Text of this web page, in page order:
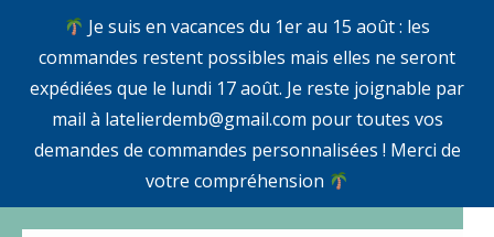
Je suis en vacances du 1er au 15 août : les
commandes restent possibles mais elles ne seront
expédiées que le lundi 17 août. Je reste joignable par
mail à latelierdemb@gmail.com pour toutes vos
demandes de commandes personnalisées ! Merci de
votre compréhension